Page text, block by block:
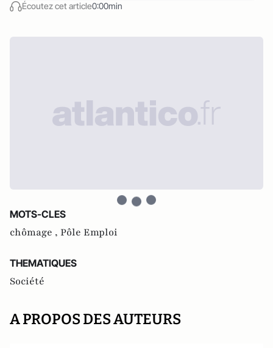
Écoutez cet article0:00min
MOTS-CLES
chômage , Pôle Emploi
THEMATIQUES
Société
A PROPOS DES AUTEURS